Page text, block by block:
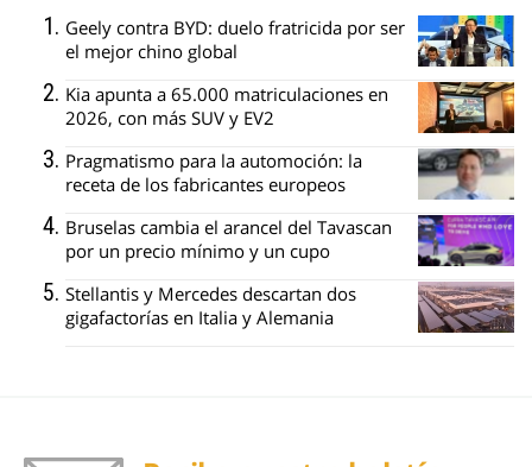
Geely contra BYD: duelo fratricida por ser
el mejor chino global
Kia apunta a 65.000 matriculaciones en
2026, con más SUV y EV2
Pragmatismo para la automoción: la
receta de los fabricantes europeos
Bruselas cambia el arancel del Tavascan
por un precio mínimo y un cupo
Stellantis y Mercedes descartan dos
gigafactorías en Italia y Alemania